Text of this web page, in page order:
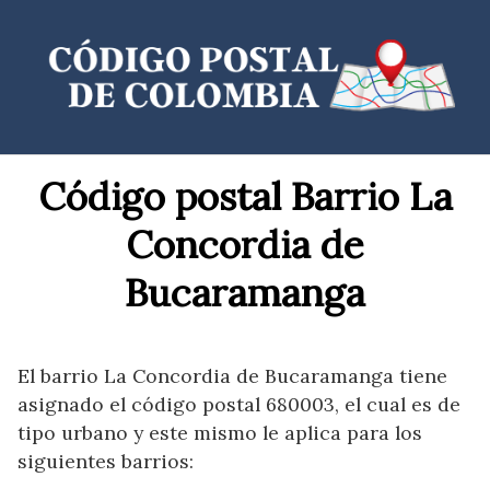
contenido
Código postal Barrio La
Concordia de
Bucaramanga
El barrio La Concordia de Bucaramanga tiene
asignado el código postal 680003, el cual es de
tipo urbano y este mismo le aplica para los
siguientes barrios: